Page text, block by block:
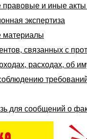
и иные акты
экспертиза
материалы
связанных с
расходах, об
для сообщений о